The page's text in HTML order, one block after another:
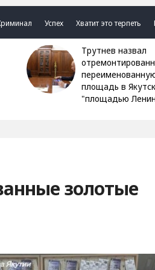
Успех Хватит это терпеть
Трутнев назвал
площадь в
"площадью
золотые